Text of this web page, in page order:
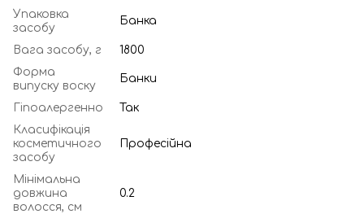
Упаковка
засобу
Банка
Вага засобу, г
1800
Форма
випуску воску
Банки
Гіпоалергенно
Так
Класифікація
косметичного
засобу
Професійна
Мінімальна
довжина
волосся, см
0.2